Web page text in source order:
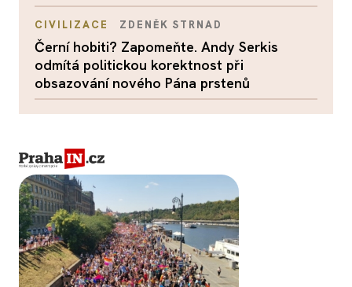
CIVILIZACE ZDENĚK STRNAD
Černí hobiti? Zapomeňte. Andy Serkis
odmítá politickou korektnost při
obsazování nového Pána prstenů